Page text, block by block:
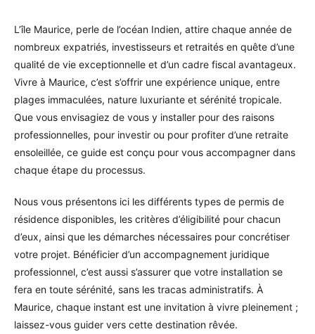
L’île Maurice, perle de l’océan Indien, attire chaque année de
nombreux expatriés, investisseurs et retraités en quête d’une
qualité de vie exceptionnelle et d’un cadre fiscal avantageux.
Vivre à Maurice, c’est s’offrir une expérience unique, entre
plages immaculées, nature luxuriante et sérénité tropicale.
Que vous envisagiez de vous y installer pour des raisons
professionnelles, pour investir ou pour profiter d’une retraite
ensoleillée, ce guide est conçu pour vous accompagner dans
chaque étape du processus.
Nous vous présentons ici les différents types de permis de
résidence disponibles, les critères d’éligibilité pour chacun
d’eux, ainsi que les démarches nécessaires pour concrétiser
votre projet. Bénéficier d’un accompagnement juridique
professionnel, c’est aussi s’assurer que votre installation se
fera en toute sérénité, sans les tracas administratifs. À
Maurice, chaque instant est une invitation à vivre pleinement ;
laissez-vous guider vers cette destination rêvée.